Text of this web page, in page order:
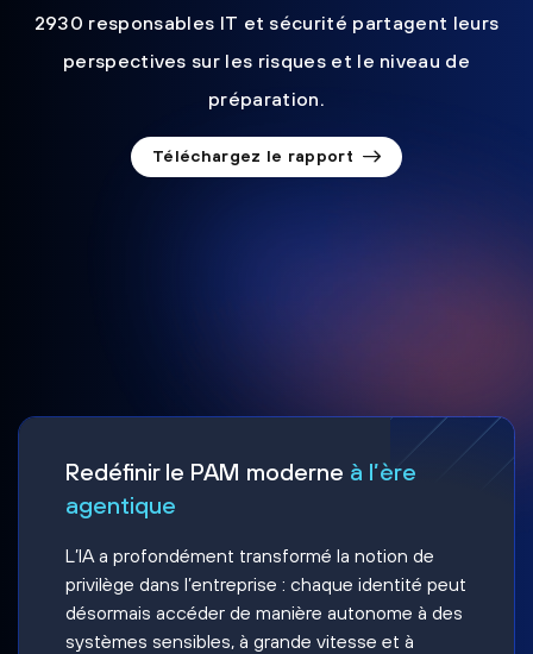
2930 responsables IT et sécurité partagent leurs
perspectives sur les risques et le niveau de
préparation.
Téléchargez le rapport
Redéfinir le PAM moderne à l’ère
agentique
L’IA a profondément transformé la notion de
privilège dans l’entreprise : chaque identité peut
désormais accéder de manière autonome à des
systèmes sensibles, à grande vitesse et à